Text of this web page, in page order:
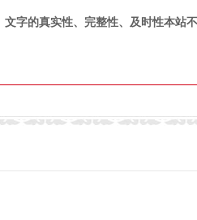
字的真实性、完整性、及时性本站